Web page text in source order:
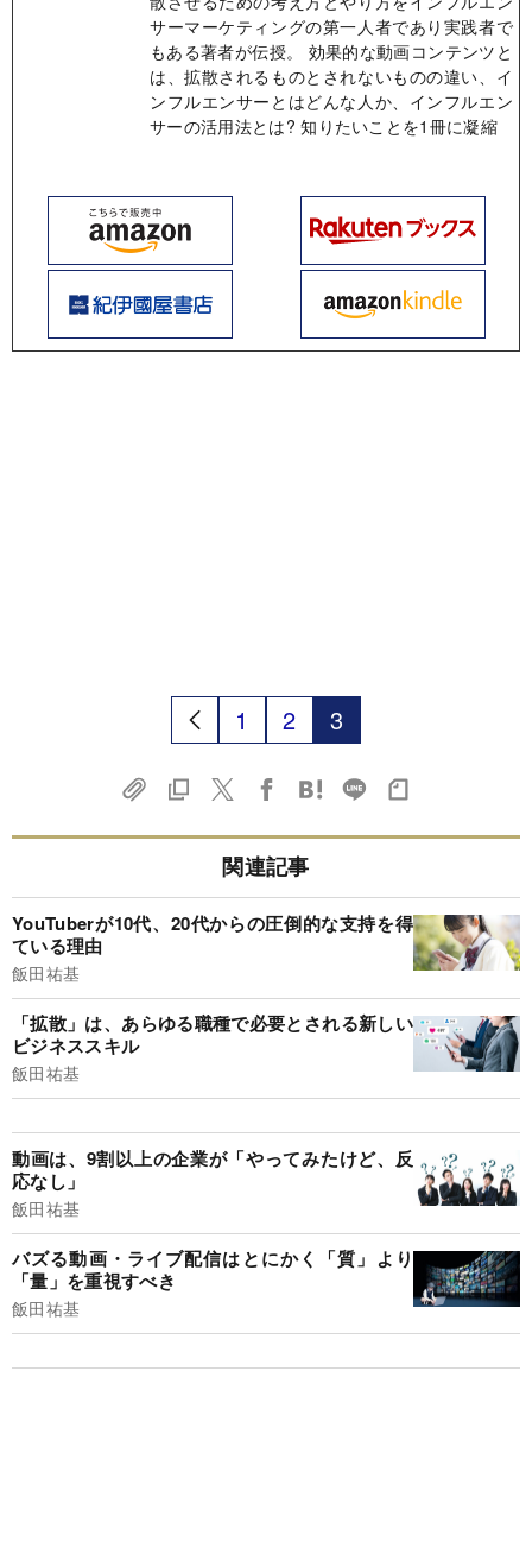
サーマーケティングの第一人者であり実践者で
もある著者が伝授。 効果的な動画コンテンツと
は、拡散されるものとされないものの違い、イ
ンフルエンサーとはどんな人か、インフルエン
サーの活用法とは? 知りたいことを1冊に凝縮
1 2 3
関連記事
YouTuberが10代、20代からの圧倒的な支持を得
ている理由
飯田祐基
「拡散」は、あらゆる職種で必要とされる新しい
ビジネススキル
飯田祐基
動画は、9割以上の企業が「やってみたけど、反
応なし」
飯田祐基
バズる動画・ライブ配信はとにかく「質」より
「量」を重視すべき
飯田祐基